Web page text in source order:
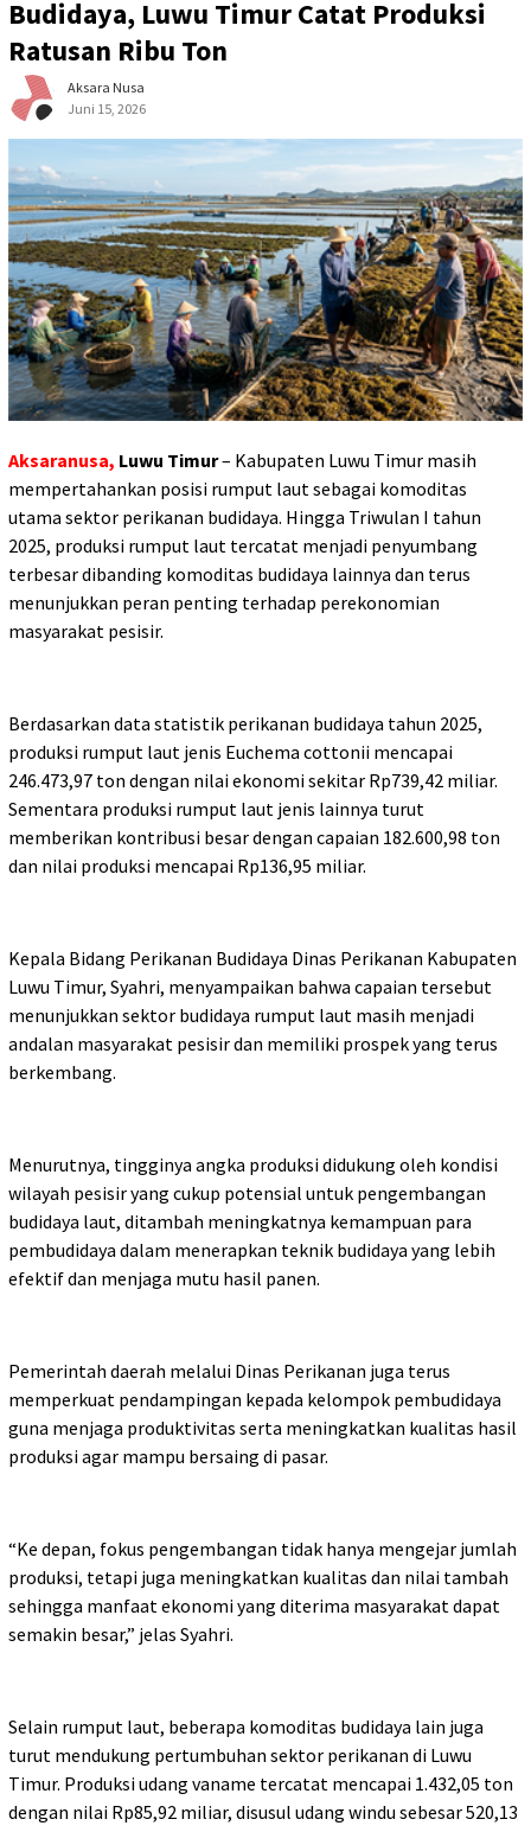
Budidaya, Luwu Timur Catat Produksi
Ratusan Ribu Ton
Aksara Nusa
Juni 15, 2026
Aksaranusa, Luwu Timur– Kabupaten Luwu Timur masih
mempertahankan posisi rumput laut sebagai komoditas
utama sektor perikanan budidaya. Hingga Triwulan I tahun
2025, produksi rumput laut tercatat menjadi penyumbang
terbesar dibanding komoditas budidaya lainnya dan terus
menunjukkan peran penting terhadap perekonomian
masyarakat pesisir.
Berdasarkan data statistik perikanan budidaya tahun 2025,
produksi rumput laut jenis Euchema cottonii mencapai
246.473,97 ton dengan nilai ekonomi sekitar Rp739,42 miliar.
Sementara produksi rumput laut jenis lainnya turut
memberikan kontribusi besar dengan capaian 182.600,98 ton
dan nilai produksi mencapai Rp136,95 miliar.
Kepala Bidang Perikanan Budidaya Dinas Perikanan Kabupaten
Luwu Timur, Syahri, menyampaikan bahwa capaian tersebut
menunjukkan sektor budidaya rumput laut masih menjadi
andalan masyarakat pesisir dan memiliki prospek yang terus
berkembang.
Menurutnya, tingginya angka produksi didukung oleh kondisi
wilayah pesisir yang cukup potensial untuk pengembangan
budidaya laut, ditambah meningkatnya kemampuan para
pembudidaya dalam menerapkan teknik budidaya yang lebih
efektif dan menjaga mutu hasil panen.
Pemerintah daerah melalui Dinas Perikanan juga terus
memperkuat pendampingan kepada kelompok pembudidaya
guna menjaga produktivitas serta meningkatkan kualitas hasil
produksi agar mampu bersaing di pasar.
“Ke depan, fokus pengembangan tidak hanya mengejar jumlah
produksi, tetapi juga meningkatkan kualitas dan nilai tambah
sehingga manfaat ekonomi yang diterima masyarakat dapat
semakin besar,” jelas Syahri.
Selain rumput laut, beberapa komoditas budidaya lain juga
turut mendukung pertumbuhan sektor perikanan di Luwu
Timur. Produksi udang vaname tercatat mencapai 1.432,05 ton
dengan nilai Rp85,92 miliar, disusul udang windu sebesar 520,13